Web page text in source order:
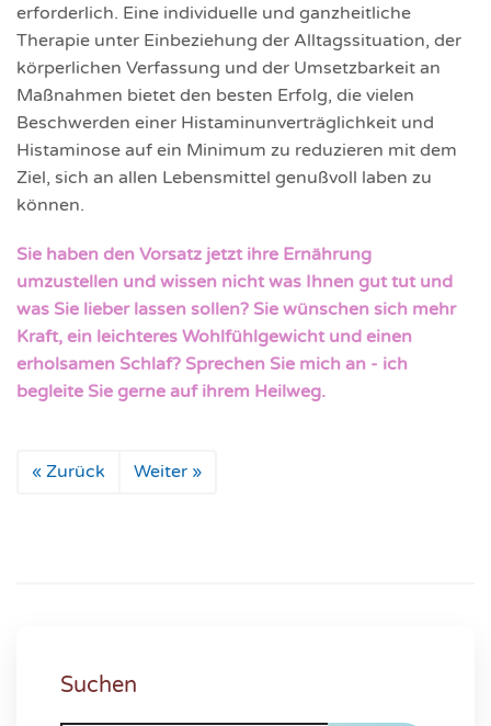
erforderlich. Eine individuelle und ganzheitliche
Therapie unter Einbeziehung der Alltagssituation, der
körperlichen Verfassung und der Umsetzbarkeit an
Maßnahmen bietet den besten Erfolg, die vielen
Beschwerden einer Histaminunverträglichkeit und
Histaminose auf ein Minimum zu reduzieren mit dem
Ziel, sich an allen Lebensmittel genußvoll laben zu
können.
Sie haben den Vorsatz jetzt ihre Ernährung
umzustellen und wissen nicht was Ihnen gut tut und
was Sie lieber lassen sollen? Sie wünschen sich mehr
Kraft, ein leichteres Wohlfühlgewicht und einen
erholsamen Schlaf? Sprechen Sie mich an - ich
begleite Sie gerne auf ihrem Heilweg.
« Zurück Weiter »
Suchen